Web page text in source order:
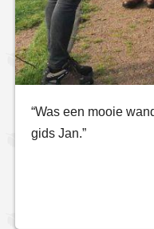
“Was een mooie
gids Jan.”